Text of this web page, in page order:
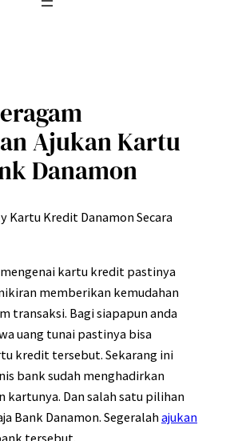
Ajukan Kartu
Danamon
kartu kredit pastinya
memberikan kemudahan
transaksi. Bagi siapapun anda
uang tunai pastinya bisa
kredit tersebut. Sekarang ini
bank sudah menghadirkan
kartunya. Dan salah satu pilihan
Bank Danamon. Segeralahajukan
tersebut.